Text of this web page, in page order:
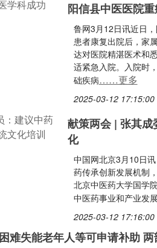
阳信县中医医院
鲁网3月12日讯近日
患者康复出院后，家
达对医院精湛医术和
适紧急入院。入院时
础疾病……更多
2025-03-12 17:15:00
献策两会 | 张其
化
中国网北京3月10日
药传承创新发展机制
北京中医药大学国学
中医药事业和产业发
2025-03-12 17:16:00
难失能老年人等可申请补助